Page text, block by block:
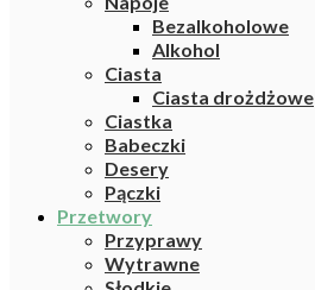
Bezalkoholowe
Alkohol
Ciasta
Ciasta drożdżowe
Ciastka
Babeczki
Desery
Pączki
Przetwory
Przyprawy
Wytrawne